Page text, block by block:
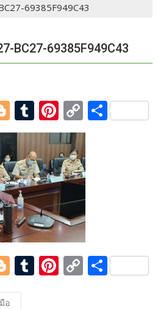
69385F949C43
BC27-69385F949C43
Bl
o
g
g
er
T
u
m
bl
r
Pi
nt
er
e
st
C
o
p
y
Li
n
k
S
Bl
o
T Pi C S
อ